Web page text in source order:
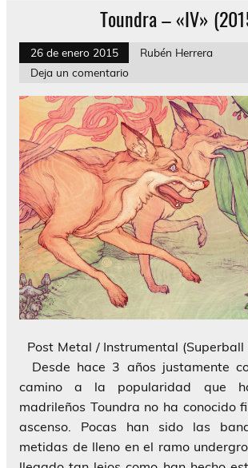
Toundra – «IV»
26 de enero 2015
Rubén Herrera
Deja un comentario
Post Metal / Instrumental (Superball
Desde hace 3 años justamente
camino a la popularidad que
madrileños Toundra no ha conocido
ascenso. Pocas han sido las
metidas de lleno en el ramo